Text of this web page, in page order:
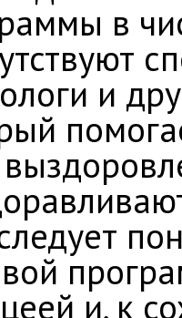
в
и
и, к